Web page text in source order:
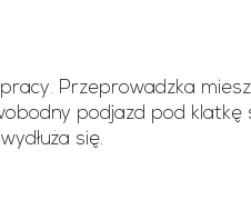
Przeprowadzka
podjazd pod klatkę
się.